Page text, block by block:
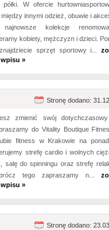
półki. W ofercie
innymi odzież, obuwie i
najnowsze kolekcje
kobiety, mężczyzn i dzieci.
sprzęt sportowy i...
wpisu »
Stronę dodano:
zmienić swój
do Vitality Boutique
fitness w Krakowie na
strefę cardio i wolnych
salę do spinningu oraz strefę
tego zapraszamy n...
wpisu »
Stronę dodano: